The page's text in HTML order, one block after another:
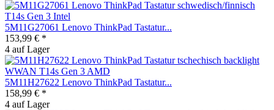
5M11G27061 Lenovo ThinkPad Tastatur...
153,99 € *
4 auf Lager
5M11H27622 Lenovo ThinkPad Tastatur...
158,99 € *
4 auf Lager